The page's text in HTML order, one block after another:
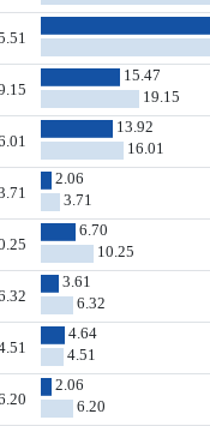
15.47
19.15
13.92
16.01
2.06
3.71
6.70
10.25
3.61
6.32
4.64
4.51
2.06
6.20